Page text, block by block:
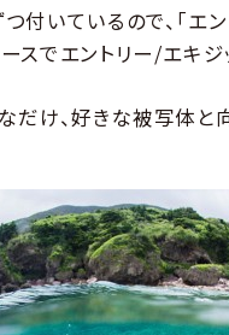
いているので、「エ
スでエントリー/エキジ
け、好きな被写体と向